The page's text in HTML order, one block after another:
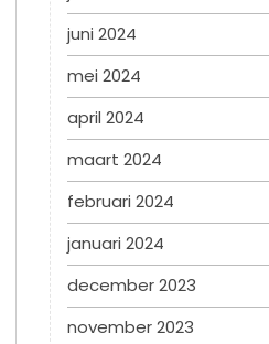
juni 2024
mei 2024
april 2024
maart 2024
februari 2024
januari 2024
december 2023
november 2023